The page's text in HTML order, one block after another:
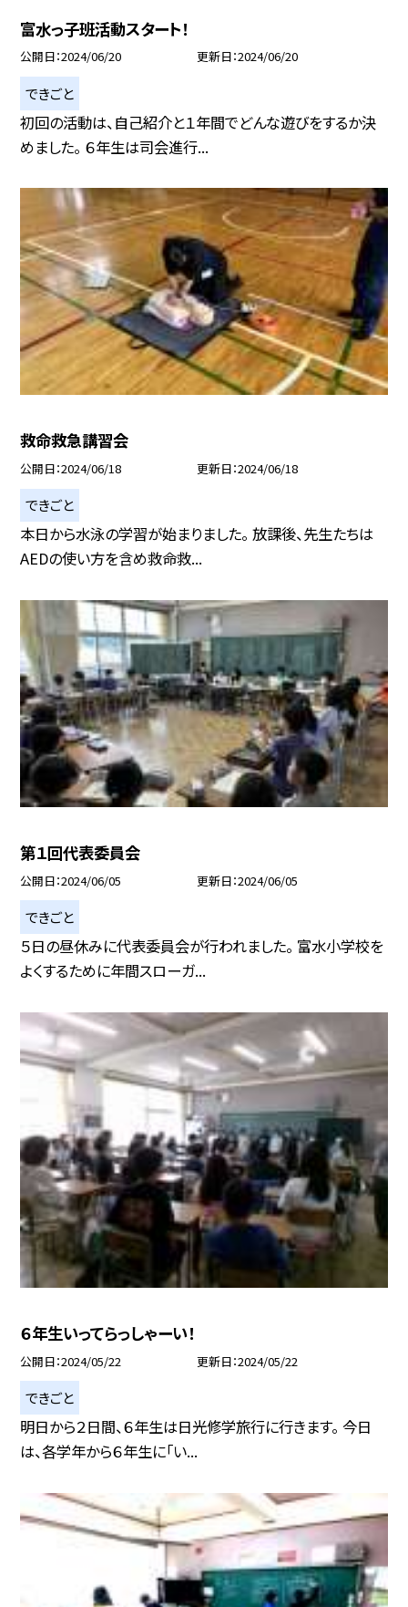
富水っ子班活動スタート！
公開日 2024/06/20 更新日 2024/06/20
できごと
初回の活動は、自己紹介と１年間でどんな遊びをするか決
めました。 ６年生は司会進行...
救命救急講習会
公開日 2024/06/18 更新日 2024/06/18
できごと
本日から水泳の学習が始まりました。 放課後、先生たちは
AEDの使い方を含め救命救...
第１回代表委員会
公開日 2024/06/05 更新日 2024/06/05
できごと
５日の昼休みに代表委員会が行われました。 富水小学校を
よくするために年間スローガ...
６年生いってらっしゃーい！
公開日 2024/05/22 更新日 2024/05/22
できごと
明日から２日間、６年生は日光修学旅行に行きます。 今日
は、各学年から６年生に「い...